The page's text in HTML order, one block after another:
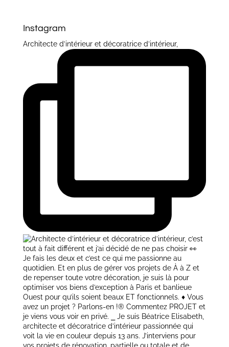
Instagram
Architecte d’intérieur et décoratrice d’intérieur,